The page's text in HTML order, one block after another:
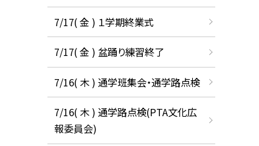
7/17( 金 ) １学期終業式
7/17( 金 ) 盆踊り練習終了
7/16( 木 ) 通学班集会・通学路点検
7/16( 木 ) 通学路点検(PTA文化広
報委員会)